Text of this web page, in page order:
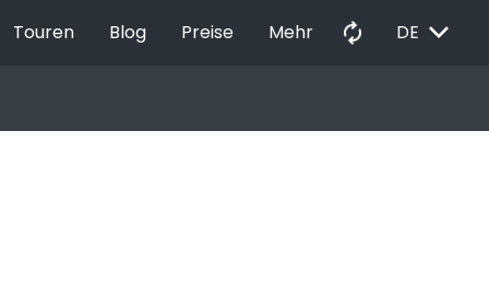
Touren Blog Preise Mehr autorenew DE EXPAND_MORE